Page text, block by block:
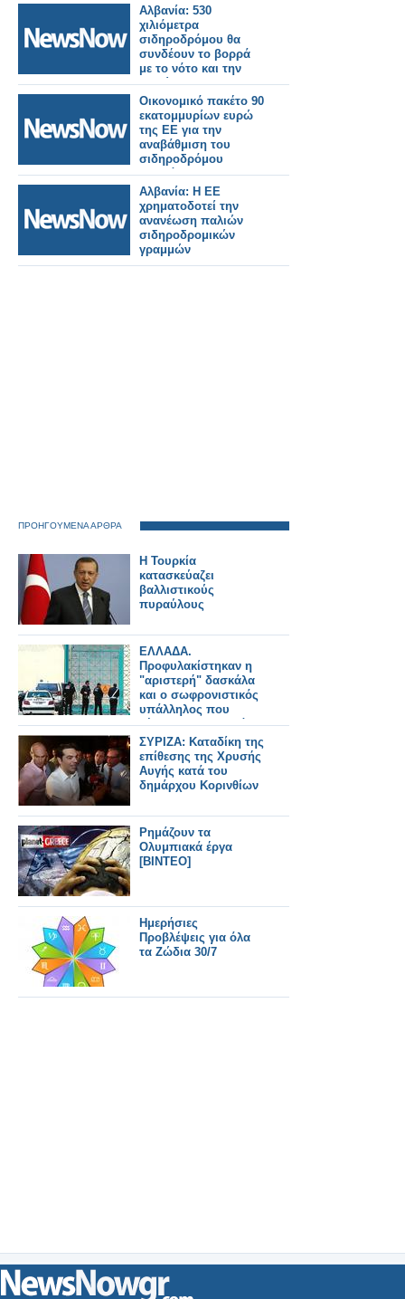
Αλβανία: 530
χιλιόμετρα
σιδηροδρόμου θα
συνδέουν το βορρά
με το νότο και την
Ευρώπη
Οικονομικό πακέτο 90
εκατομμυρίων ευρώ
της ΕΕ για την
αναβάθμιση του
σιδηροδρόμου
Δυρράχιο –
Rrogozhina στην
Αλβανία
Αλβανία: Η ΕΕ
χρηματοδοτεί την
ανανέωση παλιών
σιδηροδρομικών
γραμμών
ΠΡΟΗΓΟΥΜΕΝΑ ΑΡΘΡΑ
Η Τουρκία
κατασκεύαζει
βαλλιστικούς
πυραύλους
ΕΛΛΑΔΑ.
Προφυλακίστηκαν η
"αριστερή" δασκάλα
και ο σωφρονιστικός
υπάλληλος που
γέμισαν ναρκωτικά τις
φυλακές Τρικάλων
ΣΥΡΙΖΑ: Καταδίκη της
επίθεσης της Χρυσής
Αυγής κατά του
δημάρχου Κορινθίων
Ρημάζουν τα
Ολυμπιακά έργα
[BINTEO]
Ημερήσιες
Προβλέψεις για όλα
τα Ζώδια 30/7